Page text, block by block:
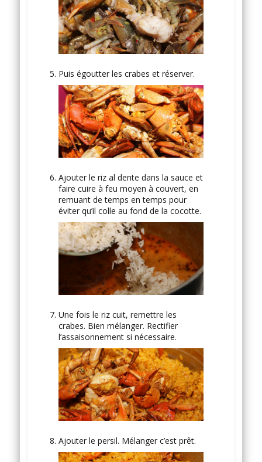
Puis égoutter les crabes et réserver.
Ajouter le riz al dente dans la sauce et
faire cuire à feu moyen à couvert, en
remuant de temps en temps pour
éviter qu’il colle au fond de la cocotte.
Une fois le riz cuit, remettre les
crabes. Bien mélanger. Rectifier
l’assaisonnement si nécessaire.
Ajouter le persil. Mélanger c’est prêt.